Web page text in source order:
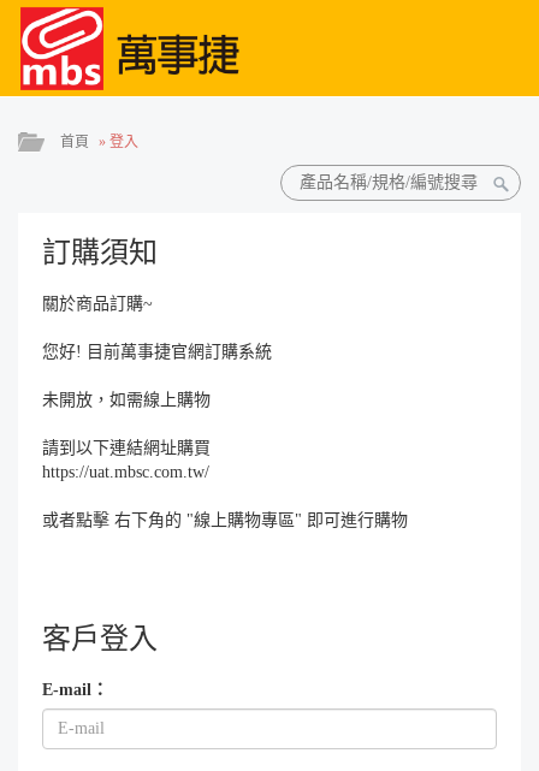
首頁 » 登入
訂購須知
關於商品訂購~
您好! 目前萬事捷官網訂購系統
未開放，如需線上購物
請到以下連結網址購買
https://uat.mbsc.com.tw/
或者點擊 右下角的 "線上購物專區" 即可進行購物
客戶登入
E-mail：